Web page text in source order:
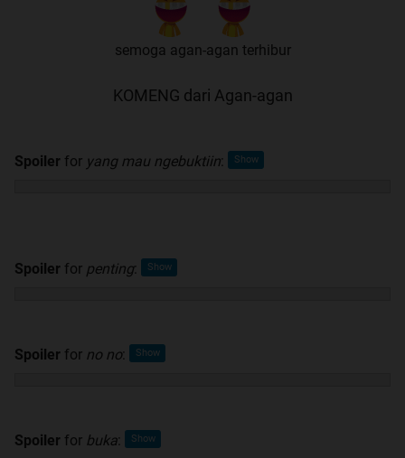
semoga agan-agan terhibur
KOMENG dari Agan-agan
Spoiler for yang mau ngebuktiin:
Spoiler for penting:
Spoiler for no no:
Spoiler for buka: